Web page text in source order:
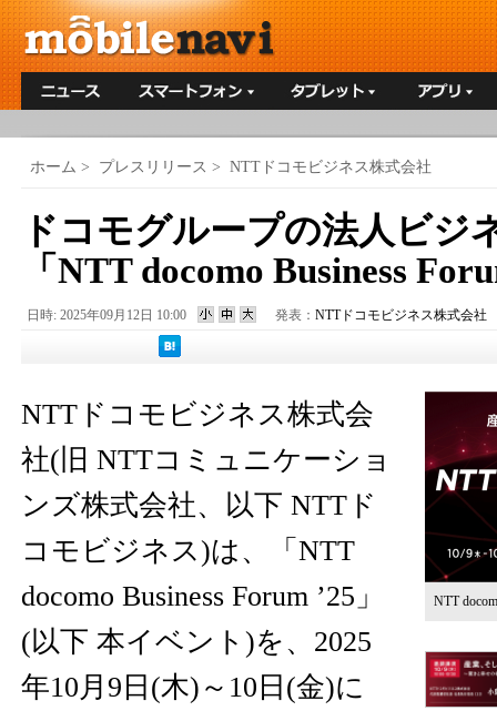
ホーム > プレスリリース > NTTドコモビジネス株式会社
ドコモグループの法人ビジ
「NTT docomo Business
日時: 2025年09月12日 10:00 発表： NTTドコモビジネス株式会社
NTT
NTTドコモビジネス株式会
社(旧 NTTコミュニケーショ
ンズ株式会社、以下 NTTド
コモビジネス)は、「NTT
docomo Business Forum ’25」
(以下 本イベント)を、2025
年10月9日(木)～10日(金)に